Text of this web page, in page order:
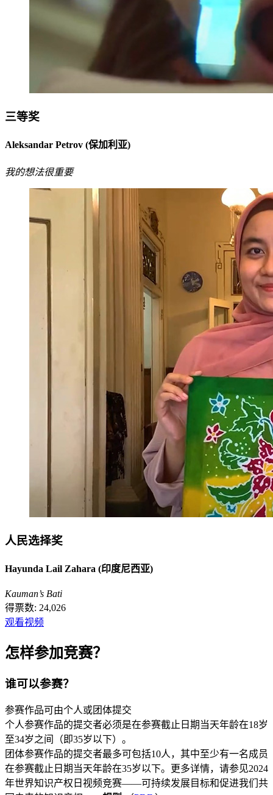
三等奖
Aleksandar Petrov (保加利亚)
我的想法很重要
人民选择奖
Hayunda Lail Zahara (印度尼西亚)
Kauman’s Bati
得票数: 24,026
观看视频
怎样参加竞赛？
谁可以参赛？
参赛作品可由个人或团体提交
个人参赛作品的提交者必须是在参赛截止日期当天年龄在18岁
至34岁之间（即35岁以下）。
团体参赛作品的提交者最多可包括10人，其中至少有一名成员
在参赛截止日期当天年龄在35岁以下。更多详情，请参见2024
年世界知识产权日视频竞赛——可持续发展目标和促进我们共